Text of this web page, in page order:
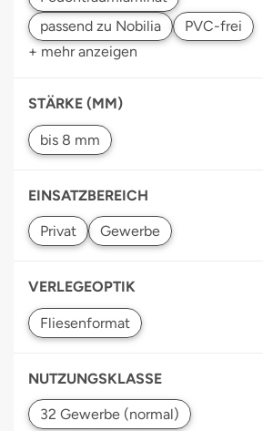
+ mehr anzeigen
STÄRKE (MM)
EINSATZBEREICH
VERLEGEOPTIK
NUTZUNGSKLASSE